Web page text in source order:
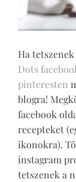
Ha
Dots
pinteresten
blogra!
facebook
recepteket
ikonokra).
instagram
tetszenek a